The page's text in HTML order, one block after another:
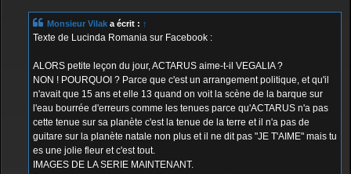
Monsieur Vilak a écrit : ↑
Texte de Lucinda Romania sur Facebook :
ALORS petite leçon du jour, ACTARUS aime-t-il VEGALIA ?
NON ! POURQUOI ? Parce que c'est un arrangement politique, et qu'il
n'avait que 15 ans et elle 13 quand on voit la scène de la barque sur
l'eau bourrée d'erreurs comme les tenues parce qu'ACTARUS n'a pas
cette tenue sur sa planète c'est la tenue de la terre et il n'a pas de
guitare sur la planète natale non plus et il ne dit pas "JE T'AIME" mais tu
es une jolie fleur et c'est tout.
IMAGES DE LA SERIE MAINTENANT.